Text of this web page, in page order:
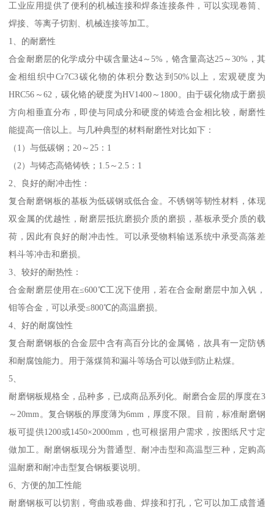
工业应用提供了便利的机械连接和焊条连接条件，可以实现卷筒、
焊接、等离子切割、机械连接等加工。
1、的耐磨性
合金耐磨层的化学成分中碳含量达4～5%，铬含量高达25～30%，其
金相组织中Cr7C3碳化物的体积分数达到50%以上，宏观硬度为
HRC56～62，碳化铬的硬度为HV1400～1800。由于碳化物成于磨损
方向相垂直分布，即使与同成分和硬度的铸造合金相比较，耐磨性
能提高一倍以上。与几种典型的材料耐磨性对比如下：
（1）与低碳钢；20～25：1
（2）与铸态高铬铸铁；1.5～2.5：1
2、良好的耐冲击性：
复合耐磨钢板的基板为低碳钢或低合金。不锈钢等韧性材料，体现
双金属的优越性，耐磨层抵抗磨损介质的磨损，基板承受介质的载
荷，因此有良好的耐冲击性。可以承受物料输送系统中承受高落差
料斗等冲击和磨损。
3、较好的耐热性：
合金耐磨层使用在≤600℃工况下使用，若在合金耐磨层中加入钒，
钼等合金，可以承受≤800℃的高温磨损。
4、好的耐腐蚀性
复合耐磨钢板的合金层中含有高百分比的金属铬，故具有一定防锈
和耐腐蚀能力。用于落煤筒和漏斗等场合可以做到防止粘煤。
5、
耐磨钢板规格全，品种多，已成商品系列化。耐磨合金层的厚度在3
～20mm。复合钢板的厚度薄为6mm，厚度不限。目前，标准耐磨钢
板可提供1200或1450×2000mm，也可根据用户需求，按图纸尺寸定
做加工。耐磨钢板现分为普通型、耐冲击型和高温型三种，定购高
温耐磨和耐冲击型复合钢板要说明。
6、方便的加工性能
耐磨钢板可以切割，弯曲或卷曲、焊接和打孔，它可以加工成普通